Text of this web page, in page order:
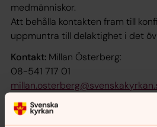
medmänniskor.
Att behålla kontakten fram till
uppmuntra till delaktighet i det
Kontakt: Millan Österberg:
08-541 717 01
Thomas Assarsson,